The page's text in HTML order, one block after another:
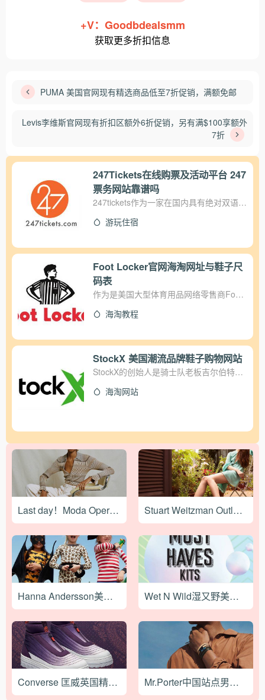
+V：Goodbdealsmm
获取更多折扣信息
PUMA 美国官网现有精选商品低至7折促销，满额免邮
Levis李维斯官网现有折扣区额外6折促销，另有满$100享额外
7折
247Tickets在线购票及活动平台 247
票务网站靠谱吗
247tickets作为一家在国内具有绝对双语服
的各类音乐演出、戏剧舞台、艺术展览、
平台得到了来自全国各地庞大用户群体的
支持。目前，除了在上海、北京、深圳迅
速发展，在成都、杭州、苏州、三亚、香
港、广州等11个国内城市以及泰国、新加
坡等东南亚国家也陆续上线了更多有趣的
活动和旅游产品。
游玩住宿
Foot Locker官网海淘网址与鞋子尺
码表
作为是美国大型体育用品网络零售商Foot
FootLocker网站销售的很多品牌的特别宽
活动力度，以及产品的色泽度完全不输于
官网。 但是对于很多新手想购买的宝宝却
不知Foot Locker官网链接是什么？ ①话
https://www.footlocker.com ②平时大家进
译浏览器真的超级方便） ③对于现在的
Foot Locker官网目前是不能直邮国内转
运，支持国内Visa、 Master、 AE对国卡
友好，此外如果砍单可以尝试使用paypal
支付通过率较大。 ④Foot Locker上的残
品种类繁多包括Nike、Adidas等知名的品
牌，产品齐全。而且在Foot Locker官网价
格比国内低，而且还会有一些折扣活动，
惠信息 ⑤最后还要给大家送上你们超级头
疼的鞋码对照表哦！以及超准确的量脚方
式哦！
海淘教程
StockX 美国潮流品牌鞋子购物网站
StockX的创始人是骑士队老板吉尔伯特
买限量款衣服、鞋子、帽子等潮流单品！
实现只有想不到的没有淘不到的。不仅可
以买，也可以寄送自己手头的限量潮品去
卖。
海淘网站
Last day！Moda Operandi官网设计师专场精选商品低至25折促销，可直邮中国 Stuart Weitzman Outlet美国站精选鞋履额外7.5折，美境运费$8
Hanna Andersson美国官网现有精选儿童睡衣套装低至6折促销，美境免邮 Wet N Wild湿又野美国官网全场正价彩妆无门槛5折促销-满额包邮
Converse 匡威英国精选复古做旧款Smoked系列限时7折，满额免邮 Mr.Porter中国站点男士专区低至2折清仓促销，还可叠加额外8折